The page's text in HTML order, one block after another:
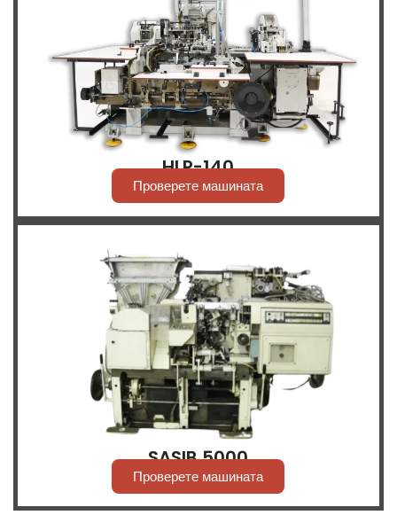
HLP-140
Проверете машината
SASIB 5000
Проверете машината